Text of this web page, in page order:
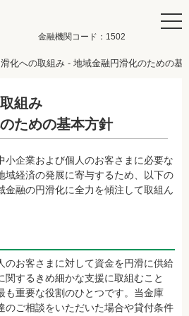
金融機関コード：1502
組み
ための基本方針
小企業および個人のお客さまに必要な
域経済の発展に寄与するため、以下の
金融の円滑化に全力を傾注して取組ん
のお客さまに対して資金を円滑に供給
関するきめ細かな支援に取組むこと
も重要な役割のひとつです。当金庫
のご相談をいただいた場合や貸付条件